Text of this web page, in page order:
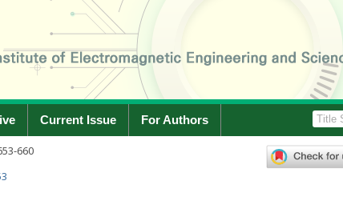
Current Issue For Authors
-660